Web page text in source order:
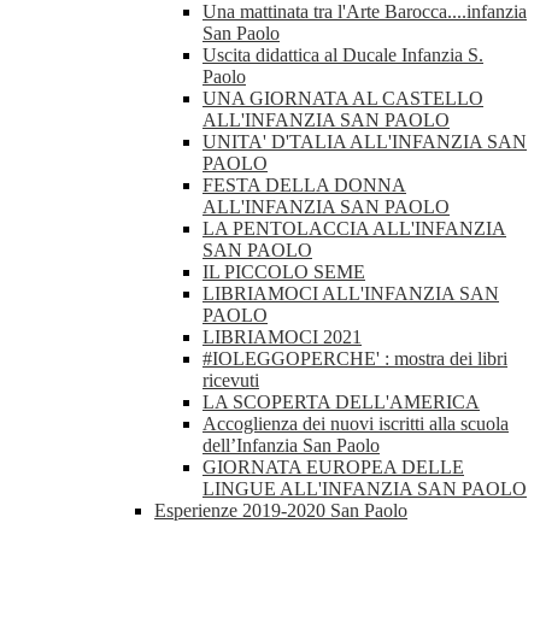
Una mattinata tra l'Arte Barocca....infanzia
San Paolo
Uscita didattica al Ducale Infanzia S.
Paolo
UNA GIORNATA AL CASTELLO
ALL'INFANZIA SAN PAOLO
UNITA' D'TALIA ALL'INFANZIA SAN
PAOLO
FESTA DELLA DONNA
ALL'INFANZIA SAN PAOLO
LA PENTOLACCIA ALL'INFANZIA
SAN PAOLO
IL PICCOLO SEME
LIBRIAMOCI ALL'INFANZIA SAN
PAOLO
LIBRIAMOCI 2021
#IOLEGGOPERCHE' : mostra dei libri
ricevuti
LA SCOPERTA DELL'AMERICA
Accoglienza dei nuovi iscritti alla scuola
dell’Infanzia San Paolo
GIORNATA EUROPEA DELLE
LINGUE ALL'INFANZIA SAN PAOLO
Esperienze 2019-2020 San Paolo